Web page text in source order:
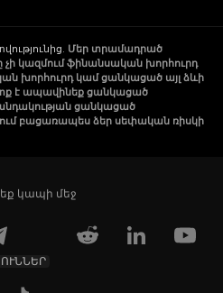
. Մեր տրամադրած
չի կազմում ֆինանսական խորհուրդ
խորհուրդ կամ ցանկացած այլ ձևի
է ապավինեք ցանկացած
ցանկացած
բացառապես ձեր սեփական ռիսկի
կապի մեջ